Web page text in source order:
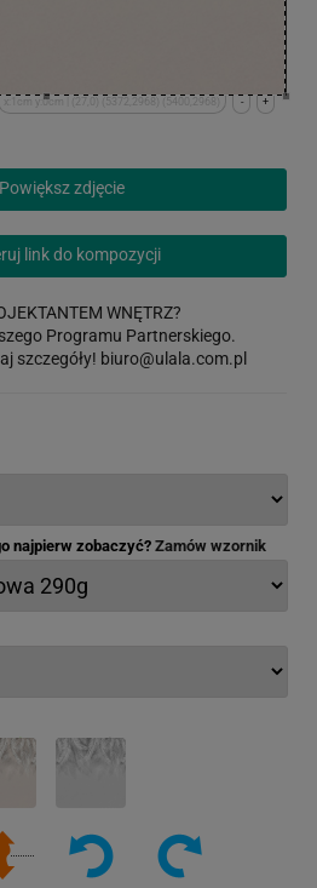
+
-
x:1cm y:0cm | (27,0) (5372,2968) (5400,2968)
Powiększ zdjęcie
link do kompozycji
WNĘTRZ?
Programu Partnerskiego.
szczegóły! biuro@ulala.com.pl
najpierw zobaczyć? Zamów wzornik